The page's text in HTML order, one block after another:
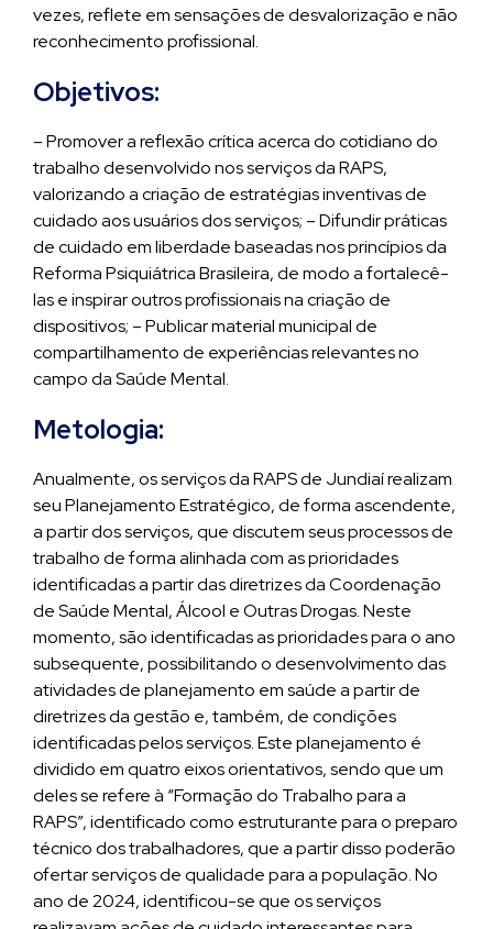
vezes, reflete em sensações de desvalorização e não
reconhecimento profissional.
Objetivos:
– Promover a reflexão crítica acerca do cotidiano do
trabalho desenvolvido nos serviços da RAPS,
valorizando a criação de estratégias inventivas de
cuidado aos usuários dos serviços; – Difundir práticas
de cuidado em liberdade baseadas nos princípios da
Reforma Psiquiátrica Brasileira, de modo a fortalecê-
las e inspirar outros profissionais na criação de
dispositivos; – Publicar material municipal de
compartilhamento de experiências relevantes no
campo da Saúde Mental.
Metologia:
Anualmente, os serviços da RAPS de Jundiaí realizam
seu Planejamento Estratégico, de forma ascendente,
a partir dos serviços, que discutem seus processos de
trabalho de forma alinhada com as prioridades
identificadas a partir das diretrizes da Coordenação
de Saúde Mental, Álcool e Outras Drogas. Neste
momento, são identificadas as prioridades para o ano
subsequente, possibilitando o desenvolvimento das
atividades de planejamento em saúde a partir de
diretrizes da gestão e, também, de condições
identificadas pelos serviços. Este planejamento é
dividido em quatro eixos orientativos, sendo que um
deles se refere à “Formação do Trabalho para a
RAPS”, identificado como estruturante para o preparo
técnico dos trabalhadores, que a partir disso poderão
ofertar serviços de qualidade para a população. No
ano de 2024, identificou-se que os serviços